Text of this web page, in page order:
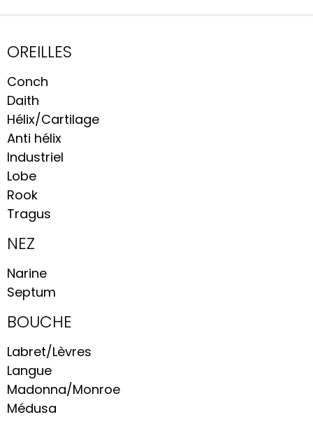
OREILLES
Conch
Daith
Hélix/Cartilage
Anti hélix
Industriel
Lobe
Rook
Tragus
NEZ
Narine
Septum
BOUCHE
Labret/Lèvres
Langue
Madonna/Monroe
Médusa